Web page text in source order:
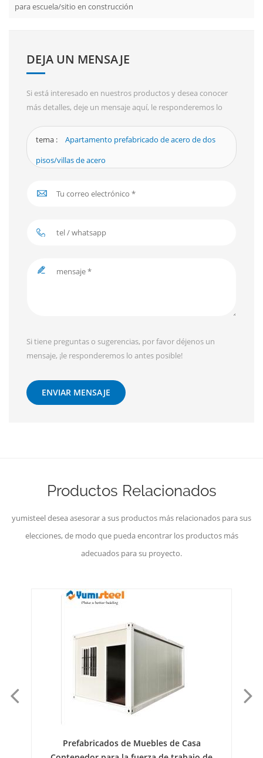
para escuela/sitio en construcción
DEJA UN MENSAJE
Si está interesado en nuestros productos y desea conocer
más detalles, deje un mensaje aquí, le responderemos lo
tema :
Apartamento prefabricado de acero de dos
pisos/villas de acero
Si tiene preguntas o sugerencias, por favor déjenos un
mensaje, ¡le responderemos lo antes posible!
ENVIAR MENSAJE
Productos Relacionados
yumisteel desea asesorar a sus productos más relacionados para sus
elecciones, de modo que pueda encontrar los productos más
adecuados para su proyecto.
Prefabricados de Muebles de Casa